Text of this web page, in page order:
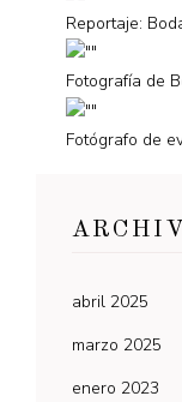
Reportaje:
Fotografía de
Fotógrafo de
abril 2025
marzo 2025
enero 2023